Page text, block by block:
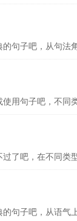
句子吧，从句法
用句子吧，不同
了吧，在不同类
句子吧，从语气